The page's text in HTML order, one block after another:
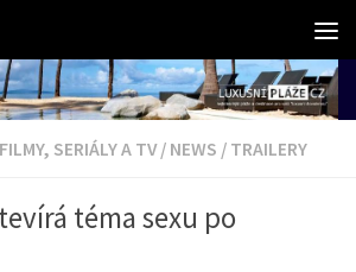
FILMY, SERIÁLY A TV / NEWS / TRAILERY
téma sexu po